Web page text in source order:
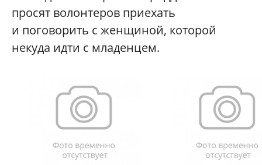
просят волонтеров приехать
и поговорить с женщиной, которой
некуда идти с младенцем.